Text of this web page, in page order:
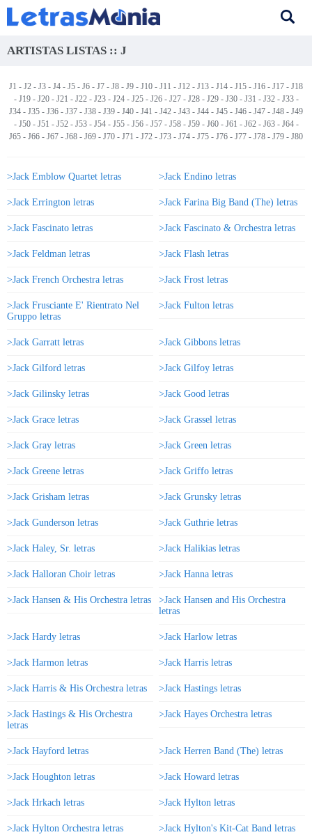
ARTISTAS LISTAS :: J
J1 - J2 - J3 - J4 - J5 - J6 - J7 - J8 - J9 - J10 - J11 - J12 - J13 - J14 - J15 - J16 - J17 - J18
- J19- J20- J21 - J22- J23- J24- J25- J26- J27- J28- J29- J30- J31 - J32- J33-
J34 - J35 - J36 - J37 - J38 - J39 - J40 - J41 - J42 - J43 - J44 - J45 - J46 - J47 - J48 - J49
- J50- J51 - J52- J53- J54- J55- J56- J57- J58- J59- J60- J61 - J62- J63- J64-
J65 - J66 - J67 - J68 - J69 - J70 - J71 - J72 - J73 - J74 - J75 - J76 - J77 - J78 - J79 - J80
>Jack Emblow Quartet letras >Jack Endino letras
>Jack Errington letras >Jack Farina Big Band (The) letras
>Jack Fascinato letras >Jack Fascinato & Orchestra letras
>Jack Feldman letras >Jack Flash letras
>Jack French Orchestra letras >Jack Frost letras
>Jack Frusciante E' Rientrato Nel
Gruppo letras
>Jack Fulton letras
>Jack Garratt letras >Jack Gibbons letras
>Jack Gilford letras >Jack Gilfoy letras
>Jack Gilinsky letras >Jack Good letras
>Jack Grace letras >Jack Grassel letras
>Jack Gray letras >Jack Green letras
>Jack Greene letras >Jack Griffo letras
>Jack Grisham letras >Jack Grunsky letras
>Jack Gunderson letras >Jack Guthrie letras
>Jack Haley, Sr. letras >Jack Halikias letras
>Jack Halloran Choir letras >Jack Hanna letras
>Jack Hansen & His Orchestra letras
>Jack Hansen and His Orchestra
letras
>Jack Hardy letras >Jack Harlow letras
>Jack Harmon letras >Jack Harris letras
>Jack Harris & His Orchestra letras >Jack Hastings letras
>Jack Hastings & His Orchestra
letras
>Jack Hayes Orchestra letras
>Jack Hayford letras >Jack Herren Band (The) letras
>Jack Houghton letras >Jack Howard letras
>Jack Hrkach letras >Jack Hylton letras
>Jack Hylton Orchestra letras >Jack Hylton's Kit-Cat Band letras